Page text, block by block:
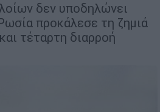
δεν υποδηλώνει
προκάλεσε τη ζημιά
τέταρτη διαρροή